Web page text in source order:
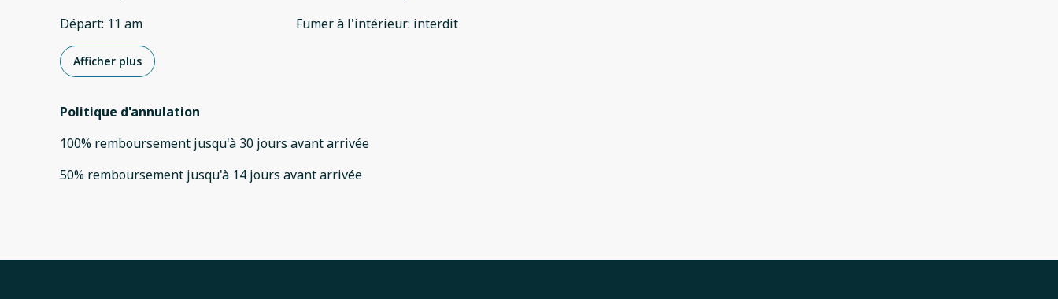
Départ: 11 am
Fumer à l'intérieur: interdit
Afficher plus
Politique d'annulation
100% remboursement jusqu'à 30 jours avantarrivée
50% remboursement jusqu'à 14 jours avantarrivée